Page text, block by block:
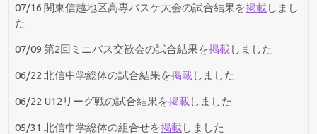
07/16 関東信越地区高専バスケ大会の試合結果を掲載しまし
た
07/09 第2回ミニバス交歓会の試合結果を掲載しました
06/22 北信中学総体の試合結果を掲載しました
06/22 U12リーグ戦の試合結果を掲載しました
05/31 北信中学総体の組合せを掲載しました